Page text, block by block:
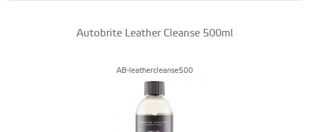
Autobrite Leather Cleanse 500ml
AB-leathercleanse500